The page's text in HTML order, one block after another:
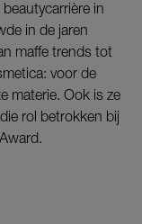
in
in de jaren
maffe trends tot
voor de
materie. Ook is ze
rol betrokken bij